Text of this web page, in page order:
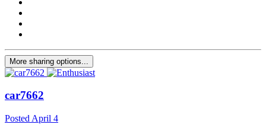
More sharing options...
car7662
Posted April 4